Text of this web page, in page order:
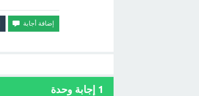
1 إجابة وحدة